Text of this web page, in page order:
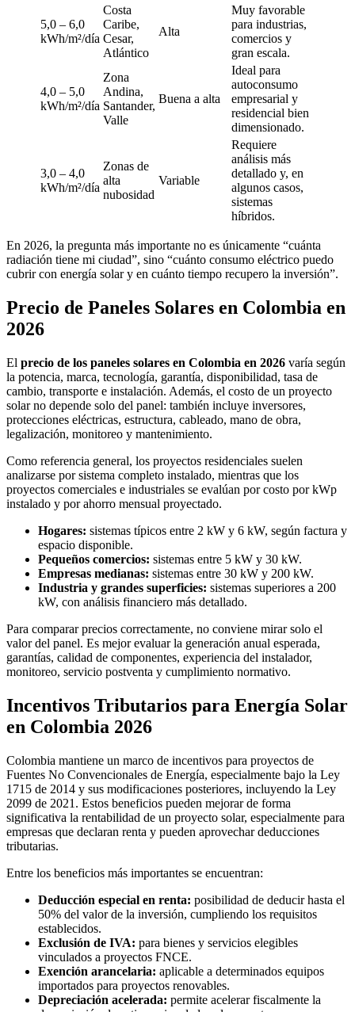
5,0 – 6,0
kWh/m²/día
Costa
Caribe,
Cesar,
Atlántico
Alta
Muy favorable
para industrias,
comercios y
gran escala.
4,0 – 5,0
kWh/m²/día
Zona
Andina,
Santander,
Valle
Buena a alta
Ideal para
autoconsumo
empresarial y
residencial bien
dimensionado.
3,0 – 4,0
kWh/m²/día
Zonas de
alta
nubosidad
Variable
Requiere
análisis más
detallado y, en
algunos casos,
sistemas
híbridos.
En 2026, la pregunta más importante no es únicamente “cuánta
radiación tiene mi ciudad”, sino “cuánto consumo eléctrico puedo
cubrir con energía solar y en cuánto tiempo recupero la inversión”.
Precio de Paneles Solares en Colombia en
2026
El precio de los paneles solares en Colombia en 2026 varía según
la potencia, marca, tecnología, garantía, disponibilidad, tasa de
cambio, transporte e instalación. Además, el costo de un proyecto
solar no depende solo del panel: también incluye inversores,
protecciones eléctricas, estructura, cableado, mano de obra,
legalización, monitoreo y mantenimiento.
Como referencia general, los proyectos residenciales suelen
analizarse por sistema completo instalado, mientras que los
proyectos comerciales e industriales se evalúan por costo por kWp
instalado y por ahorro mensual proyectado.
Hogares: sistemas típicos entre 2 kW y 6 kW, según factura y
espacio disponible.
Pequeños comercios: sistemas entre 5 kW y 30 kW.
Empresas medianas: sistemas entre 30 kW y 200 kW.
Industria y grandes superficies: sistemas superiores a 200
kW, con análisis financiero más detallado.
Para comparar precios correctamente, no conviene mirar solo el
valor del panel. Es mejor evaluar la generación anual esperada,
garantías, calidad de componentes, experiencia del instalador,
monitoreo, servicio postventa y cumplimiento normativo.
Incentivos Tributarios para Energía Solar
en Colombia 2026
Colombia mantiene un marco de incentivos para proyectos de
Fuentes No Convencionales de Energía, especialmente bajo la Ley
1715 de 2014 y sus modificaciones posteriores, incluyendo la Ley
2099 de 2021. Estos beneficios pueden mejorar de forma
significativa la rentabilidad de un proyecto solar, especialmente para
empresas que declaran renta y pueden aprovechar deducciones
tributarias.
Entre los beneficios más importantes se encuentran:
Deducción especial en renta: posibilidad de deducir hasta el
50% del valor de la inversión, cumpliendo los requisitos
establecidos.
Exclusión de IVA: para bienes y servicios elegibles
vinculados a proyectos FNCE.
Exención arancelaria: aplicable a determinados equipos
importados para proyectos renovables.
Depreciación acelerada: permite acelerar fiscalmente la